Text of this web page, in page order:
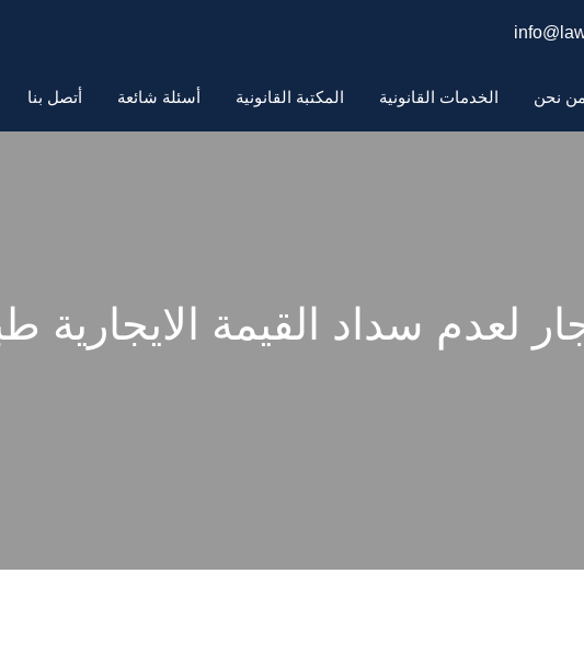
من نحن الخدمات القانونية المكتبة القانونية أسئلة شائعة أتصل بنا
لعدم سداد القيمة الايجارية